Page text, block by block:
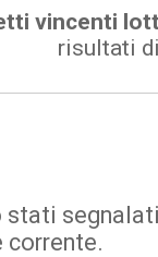
vincenti
risultati
stati
corrente.